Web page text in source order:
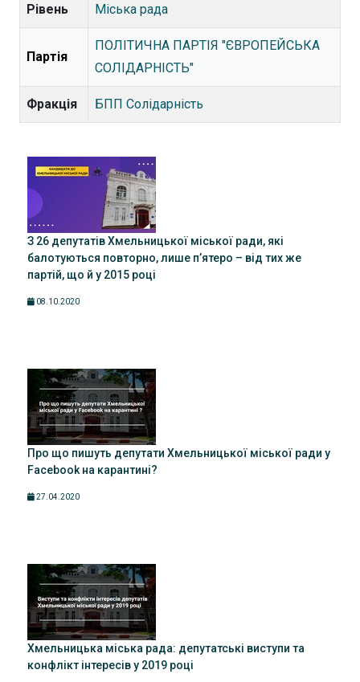
Рівень Міська рада
Партія
ПОЛІТИЧНА ПАРТІЯ "ЄВРОПЕЙСЬКА
СОЛІДАРНІСТЬ"
Фракція БПП Солідарність
З 26 депутатів Хмельницької міської ради, які
балотуються повторно, лише п’ятеро – від тих же
партій, що й у 2015 році
08.10.2020
Про що пишуть депутати Хмельницької міської ради у
Facebook на карантині?
27.04.2020
Хмельницька міська рада: депутатські виступи та
конфлікт інтересів у 2019 році